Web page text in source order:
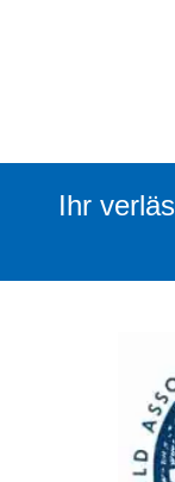
Ihr